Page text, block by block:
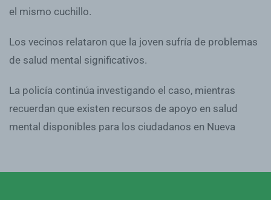
el mismo cuchillo.
Los vecinos relataron que la joven sufría de problemas
de salud mental significativos.
La policía continúa investigando el caso, mientras
recuerdan que existen recursos de apoyo en salud
mental disponibles para los ciudadanos en Nueva